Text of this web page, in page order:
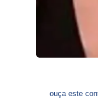
ouça este